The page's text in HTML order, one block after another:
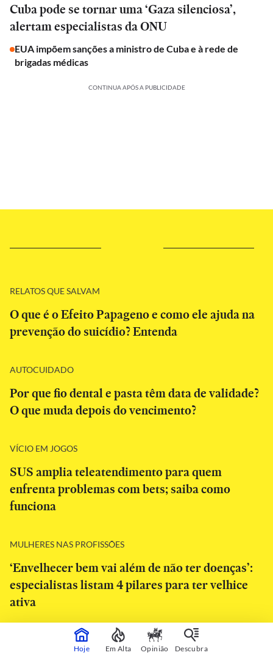
Cuba pode se tornar uma ‘Gaza silenciosa’,
alertam especialistas da ONU
EUA impõem sanções a ministro de Cuba e à rede de
brigadas médicas
CONTINUA APÓS A PUBLICIDADE
RELATOS QUE SALVAM
O que é o Efeito Papageno e como ele ajuda na
prevenção do suicídio? Entenda
AUTOCUIDADO
Por que fio dental e pasta têm data de validade?
O que muda depois do vencimento?
VÍCIO EM JOGOS
SUS amplia teleatendimento para quem
enfrenta problemas com bets; saiba como
funciona
MULHERES NAS PROFISSÕES
‘Envelhecer bem vai além de não ter doenças’:
especialistas listam 4 pilares para ter velhice
ativa
Hoje Em Alta Opinião Descubra